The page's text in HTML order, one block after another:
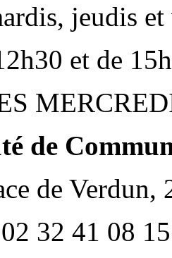
jeudis et
et de
de
de Verdun,
02 32 41 08 15